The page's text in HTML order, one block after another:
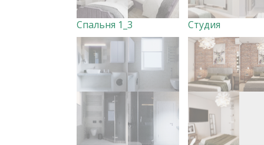
Спальня 1_3 Студия